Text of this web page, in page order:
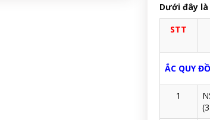
Dưới đây là
STT
ẮC QUY
1